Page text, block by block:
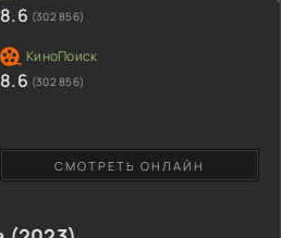
не горит желанием
СМОТРЕТЬ ОНЛАЙН
8.6 (302 856)
8.6 (302 856)